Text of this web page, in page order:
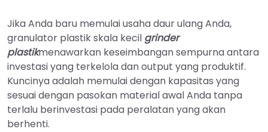
Jika Anda baru memulai usaha daur ulang Anda,
granulator plastik skala kecil grinder
plastikmenawarkan keseimbangan sempurna antara
investasi yang terkelola dan output yang produktif.
Kuncinya adalah memulai dengan kapasitas yang
sesuai dengan pasokan material awal Anda tanpa
terlalu berinvestasi pada peralatan yang akan
berhenti.